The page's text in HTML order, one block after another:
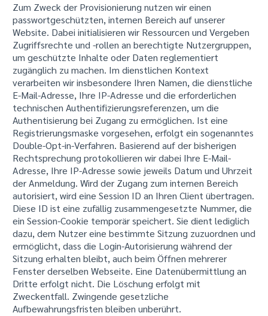
Zum Zweck der Provisionierung nutzen wir einen
passwortgeschützten, internen Bereich auf unserer
Website. Dabei initialisieren wir Ressourcen und Vergeben
Zugriffsrechte und -rollen an berechtigte Nutzergruppen,
um geschützte Inhalte oder Daten reglementiert
zugänglich zu machen. Im dienstlichen Kontext
verarbeiten wir insbesondere Ihren Namen, die dienstliche
E-Mail-Adresse, Ihre IP-Adresse und die erforderlichen
technischen Authentifizierungsreferenzen, um die
Authentisierung bei Zugang zu ermöglichen. Ist eine
Registrierungsmaske vorgesehen, erfolgt ein sogenanntes
Double-Opt-in-Verfahren. Basierend auf der bisherigen
Rechtsprechung protokollieren wir dabei Ihre E-Mail-
Adresse, Ihre IP-Adresse sowie jeweils Datum und Uhrzeit
der Anmeldung. Wird der Zugang zum internen Bereich
autorisiert, wird eine Session ID an Ihren Client übertragen.
Diese ID ist eine zufällig zusammengesetzte Nummer, die
ein Session-Cookie temporär speichert. Sie dient lediglich
dazu, dem Nutzer eine bestimmte Sitzung zuzuordnen und
ermöglicht, dass die Login-Autorisierung während der
Sitzung erhalten bleibt, auch beim Öffnen mehrerer
Fenster derselben Webseite. Eine Datenübermittlung an
Dritte erfolgt nicht. Die Löschung erfolgt mit
Zweckentfall. Zwingende gesetzliche
Aufbewahrungsfristen bleiben unberührt.